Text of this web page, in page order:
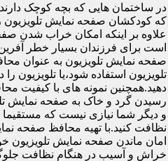
در ساختمان هایی که بچه کوچک
که کودکشان صفحه نمایش تلویزیون
علاوه بر اینکه امکان خراب شدن
است برای فرزندان بسیار خطر
صفحه نمایش تلویزیون به عنوان
تلویزیون استفاده شود،یا تلویزیون
دهید.همچنین نمونه های با کیفیت
رسیدن گرد و خاک به صفحه نمایش
و دیگر شما نیازی نیست که مستقیما
نظافت کنید.با تهیه محافظ صفحه
امان ماندن صفحه نمایش تلویزیون
خراش و آسیب در هنگام نظافت